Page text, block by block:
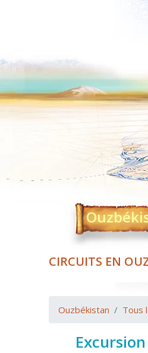
CIRCUITS EN
Ouzbékistan Tous